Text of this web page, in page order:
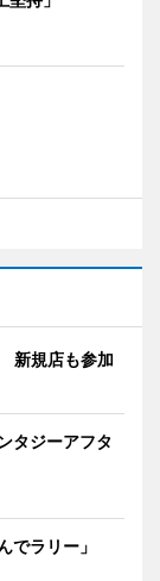
新規店も参加
タジーアフタ
でラリー」